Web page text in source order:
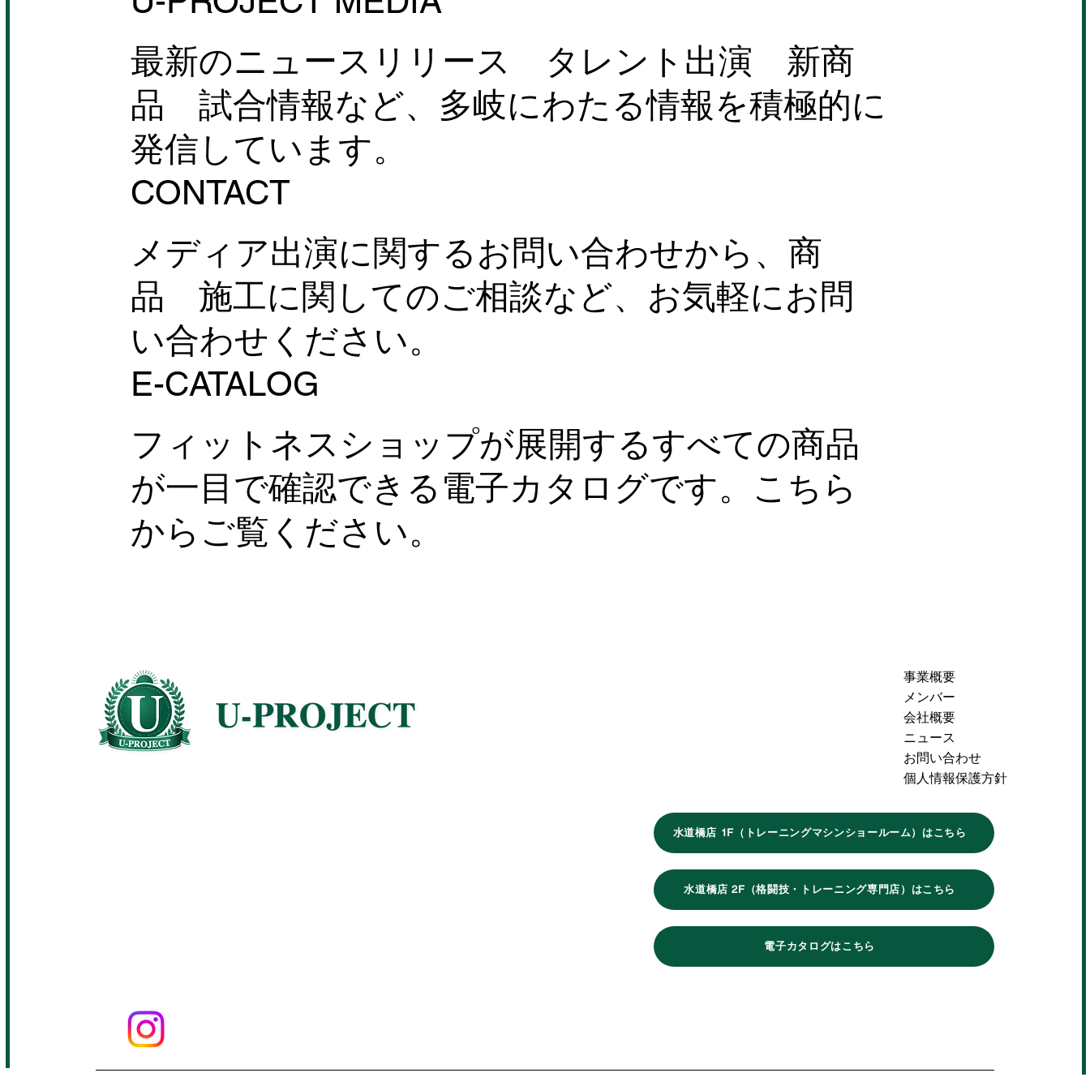
大阪・176BOX
1000
最新のニュースリリース タレント出演 新商
品 試合情報など、多岐にわたる情報を積極的に
発信しています。
CONTACT
メディア出演に関するお問い合わせから、商
品 施工に関してのご相談など、お気軽にお問
い合わせください。
E-CATALOG
フィットネスショップが展開するすべての商品
が一目で確認できる電子カタログです。こちら
からご覧ください。
水道橋店 1F（トレーニングマシンショールーム）はこちら
水道橋店 2F（格闘技・トレーニング専門店）はこちら
電子カタログはこちら
事業概要
メンバー
会社概要
ニュース
お問い合わせ
個人情報保護方針